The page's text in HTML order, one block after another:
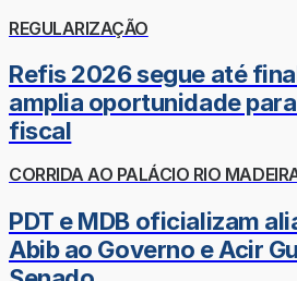
REGULARIZAÇÃO
Refis 2026 segue até
amplia oportunidade
fiscal
CORRIDA AO PALÁCIO RIO
PDT e MDB oficializam
Abib ao Governo e Acir